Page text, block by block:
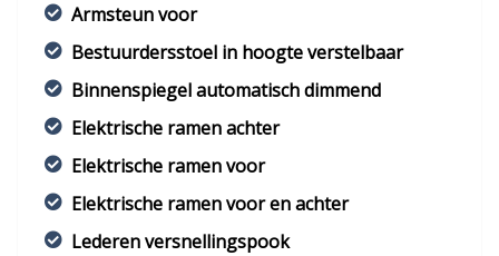
Armsteun voor
Bestuurdersstoel in hoogte verstelbaar
Binnenspiegel automatisch dimmend
Elektrische ramen achter
Elektrische ramen voor
Elektrische ramen voor en achter
Lederen versnellingspook